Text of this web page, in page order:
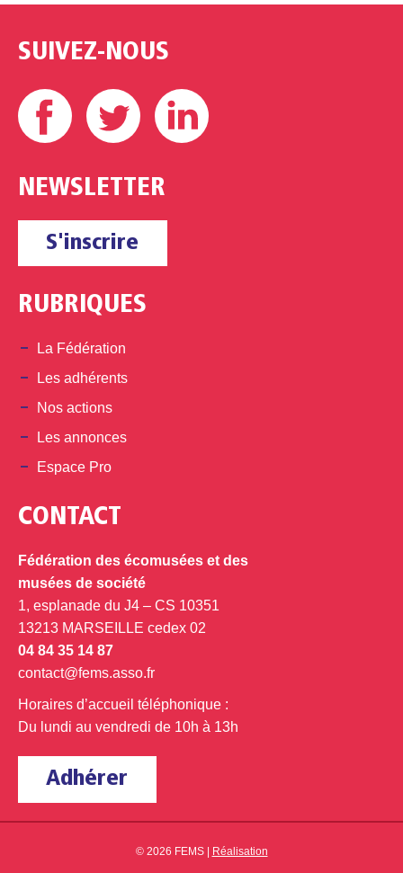
SUIVEZ-NOUS
Facebook Twitter
NEWSLETTER
S'inscrire
RUBRIQUES
La Fédération
Les adhérents
Nos actions
Les annonces
Espace Pro
CONTACT
Fédération des écomusées et des
musées de société
1, esplanade du J4 – CS 10351
13213 MARSEILLE cedex 02
04 84 35 14 87
contact@fems.asso.fr
Horaires d’accueil téléphonique :
Du lundi au vendredi de 10h à 13h
Adhérer
© 2026 FEMS | Réalisation